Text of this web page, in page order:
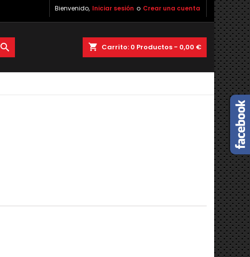
Bienvenido, Iniciar sesión o Crear una cuenta
shopping_cart Carrito: 0 Productos - 0,00 €
